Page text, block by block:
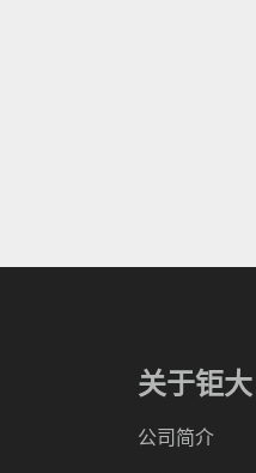
关于钜大
公司简介